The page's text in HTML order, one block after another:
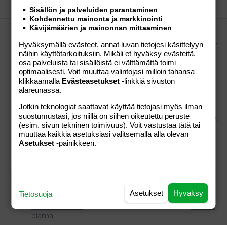
vapaa
OSTETAAN/MYYDÄÄN
Myyn vähänkäytetyn, siistin Ficher-Pricen lelukaaren.
Ostettu jouluksi -05, joten ei edes vanhakaan vielä...
Voin laittaa kuvan sähköpostiin.
Pellehermanni
Viesti #21 05.05.2007 Osio:Aihe
vapaa
Hesasta kavereita
moi! tääl olis kahden lapsen äiti itä-hki, olen jo kyl 34v,
lapset on 2v 10kk, 1v 10kk, myös isä on.
Pellehermanni
Viesti #4 26.01.2005 Osio:Perhe-
elämä
tääl olis kahden lapsen äiti itä-hki, mut olen jo 34v,
lapset 2v 10kk, 1v 10kk, myös isäkin on.
Perhe-
elämä
Sisällön ja palveluiden parantaminen
Kohdennettu mainonta ja markkinointi
Kävijämäärien ja mainonnan mittaaminen
Hyväksymällä evästeet, annat luvan tietojesi käsittelyyn
näihin käyttötarkoituksiin. Mikäli et hyväksy evästeitä,
osa palveluista tai sisällöistä ei välttämättä toimi
optimaalisesti. Voit muuttaa valintojasi milloin tahansa
klikkaamalla Evästeasetukset -linkkiä sivuston
alareunassa.
Jotkin teknologiat saattavat käyttää tietojasi myös ilman
suostumustasi, jos niillä on siihen oikeutettu peruste
(esim. sivun tekninen toimivuus). Voit vastustaa tätä tai
muuttaa kaikkia asetuksiasi valitsemalla alla olevan
Asetukset -painikkeen.
Hyväksy
Asetukset
Tietosuoja